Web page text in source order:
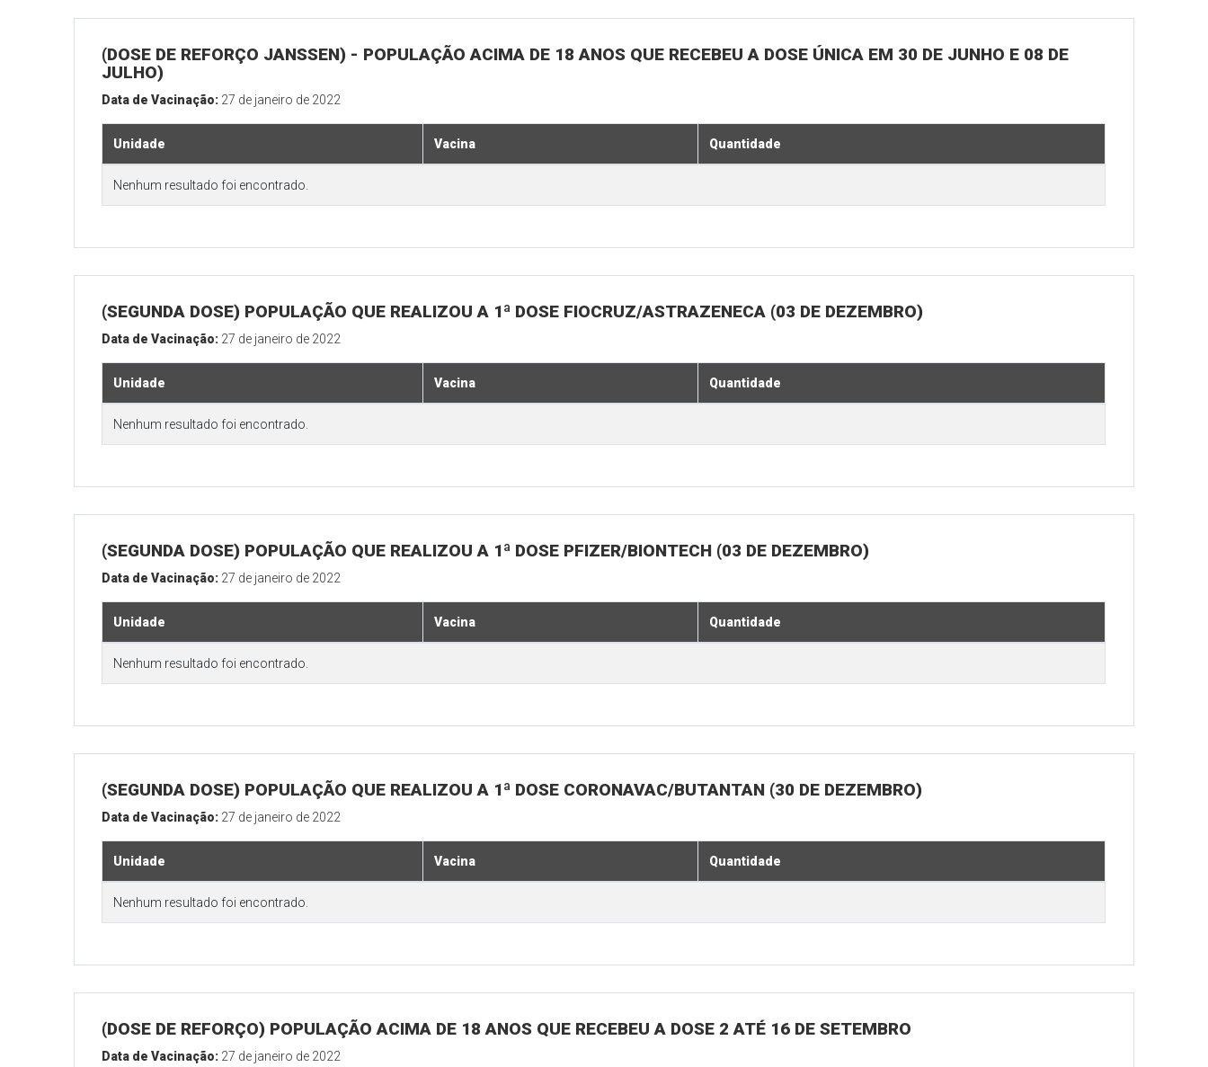
(DOSE DE REFORÇO JANSSEN) - POPULAÇÃO ACIMA DE 18 ANOS QUE RECEBEU A DOSE ÚNICA EM 30 DE JUNHO E 08 DE
JULHO)
Data de Vacinação: 27 de janeiro de 2022
Unidade Vacina Quantidade
Nenhum resultado foi encontrado.
(SEGUNDA DOSE) POPULAÇÃO QUE REALIZOU A 1ª DOSE FIOCRUZ/ASTRAZENECA (03 DE DEZEMBRO)
Data de Vacinação: 27 de janeiro de 2022
Unidade Vacina Quantidade
Nenhum resultado foi encontrado.
(SEGUNDA DOSE) POPULAÇÃO QUE REALIZOU A 1ª DOSE PFIZER/BIONTECH (03 DE DEZEMBRO)
Data de Vacinação: 27 de janeiro de 2022
Unidade Vacina Quantidade
Nenhum resultado foi encontrado.
(SEGUNDA DOSE) POPULAÇÃO QUE REALIZOU A 1ª DOSE CORONAVAC/BUTANTAN (30 DE DEZEMBRO)
Data de Vacinação: 27 de janeiro de 2022
Unidade Vacina Quantidade
Nenhum resultado foi encontrado.
(DOSE DE REFORÇO) POPULAÇÃO ACIMA DE 18 ANOS QUE RECEBEU A DOSE 2 ATÉ 16 DE SETEMBRO
Data de Vacinação: 27 de janeiro de 2022